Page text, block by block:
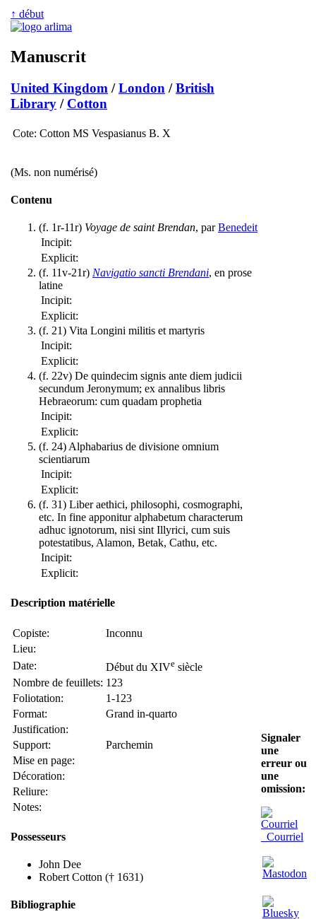
↑ début
Manuscrit
United Kingdom /London /British
Library / Cotton
Cote: Cotton MS Vespasianus B. X
(Ms. non numérisé)
Contenu
(f. 1r-11r) Voyage de saint Brendan, parBenedeit
Incipit:
Explicit:
(f. 11v-21r) Navigatio sancti Brendani, en prose
latine
Incipit:
Explicit:
(f. 21) Vita Longini militis et martyris
Incipit:
Explicit:
(f. 22v) De quindecim signis ante diem judicii
secundum Jeronymum; ex annalibus libris
Hebraeorum: cum quadam prophetia
Incipit:
Explicit:
(f. 24) Alphabarius de divisione omnium
scientiarum
Incipit:
Explicit:
(f. 31) Liber aethici, philosophi, cosmographi,
etc. In fine apponitur alphabetum characterum
adhuc ignotorum, nisi sint Illyrici, cum suis
potestatibus, Alamon, Betak, Cathu, etc.
Incipit:
Explicit:
Description matérielle
Copiste:
Inconnu
Lieu:
Date:
Début du XIVe siècle
Nombre de feuillets: 123
Foliotation:
1-123
Format:
Grand in-quarto
Justification:
Support:
Parchemin
Mise en page:
Décoration:
Reliure:
Notes:
Possesseurs
John Dee
Robert Cotton († 1631)
Bibliographie
Signaler
une
erreur ou
une
omission:
Courriel